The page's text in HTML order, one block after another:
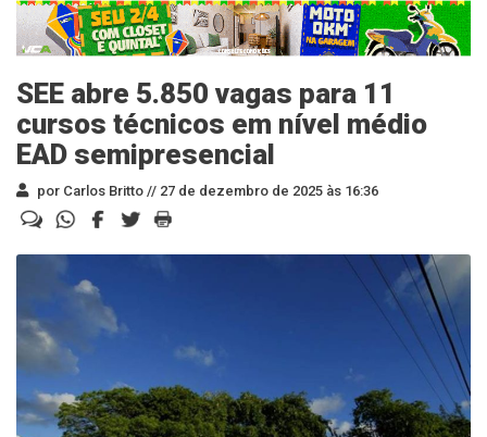
SEE abre 5.850 vagas para 11
cursos técnicos em nível médio
EAD semipresencial
por Carlos Britto // 27 de dezembro de 2025 às 16:36